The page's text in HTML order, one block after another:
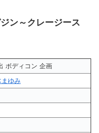
ン～クレージース
ボディコン 企画
まゆみ